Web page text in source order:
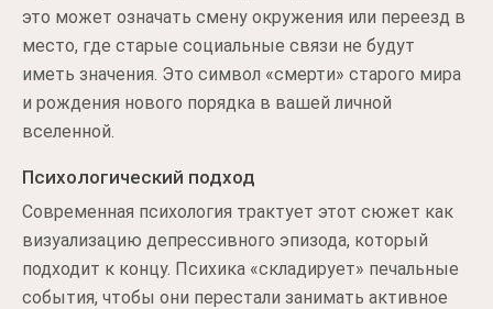
это может означать смену окружения или переезд в
место, где старые социальные связи не будут
иметь значения. Это символ «смерти» старого мира
и рождения нового порядка в вашей личной
вселенной.
Психологический подход
Современная психология трактует этот сюжет как
визуализацию депрессивного эпизода, который
подходит к концу. Психика «складирует» печальные
события, чтобы они перестали занимать активное